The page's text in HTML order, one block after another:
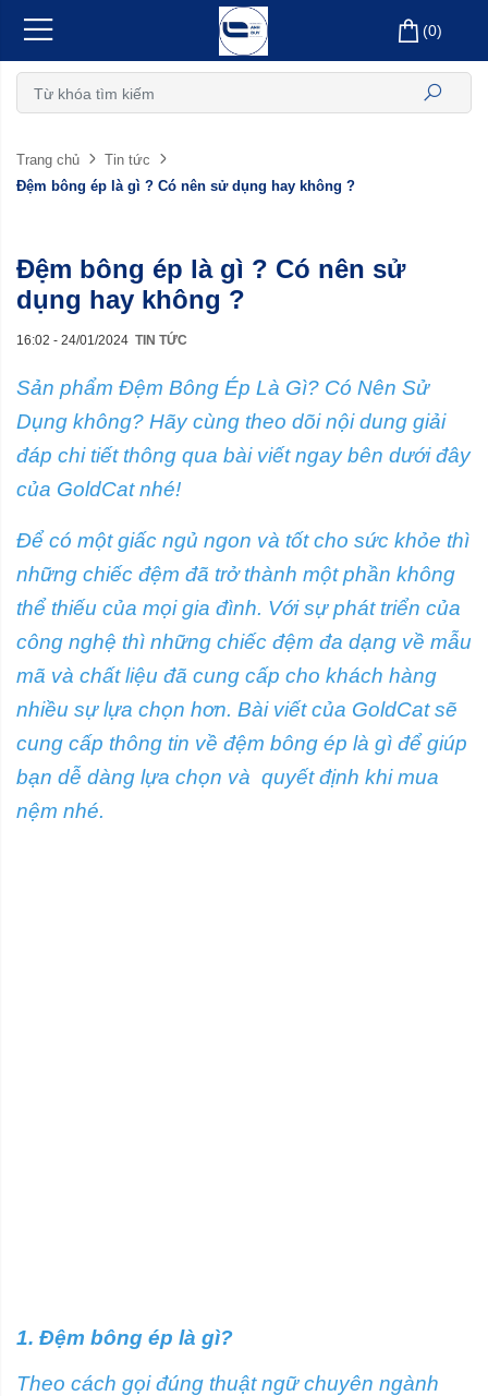
(0)
Trang chủ
Tin tức
Đệm bông ép là gì ? Có nên sử dụng hay không ?
Đệm bông ép là gì ? Có nên sử
dụng hay không ?
16:02 - 24/01/2024 TIN TỨC
Sản phẩm Đệm Bông Ép Là Gì? Có Nên Sử
Dụng không? Hãy cùng theo dõi nội dung giải
đáp chi tiết thông qua bài viết ngay bên dưới đây
của GoldCat nhé!
Để có một giấc ngủ ngon và tốt cho sức khỏe thì
những chiếc đệm đã trở thành một phần không
thể thiếu của mọi gia đình. Với sự phát triển của
công nghệ thì những chiếc đệm đa dạng về mẫu
mã và chất liệu đã cung cấp cho khách hàng
nhiều sự lựa chọn hơn. Bài viết của GoldCat sẽ
cung cấp thông tin về đệm bông ép là gì để giúp
bạn dễ dàng lựa chọn và quyết định khi mua
nệm nhé.
1. Đệm bông ép là gì?
Theo cách gọi đúng thuật ngữ chuyên ngành